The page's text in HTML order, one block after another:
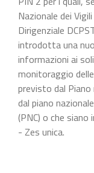
Nazionale dei
Dirigenziale
introdotta una
informazioni ai
monitoraggio
previsto dal Piano
dal piano
(PNC) o che siano
- Zes unica.